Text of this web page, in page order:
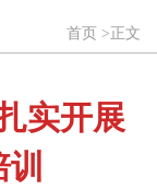
首页 > 正文
实开展